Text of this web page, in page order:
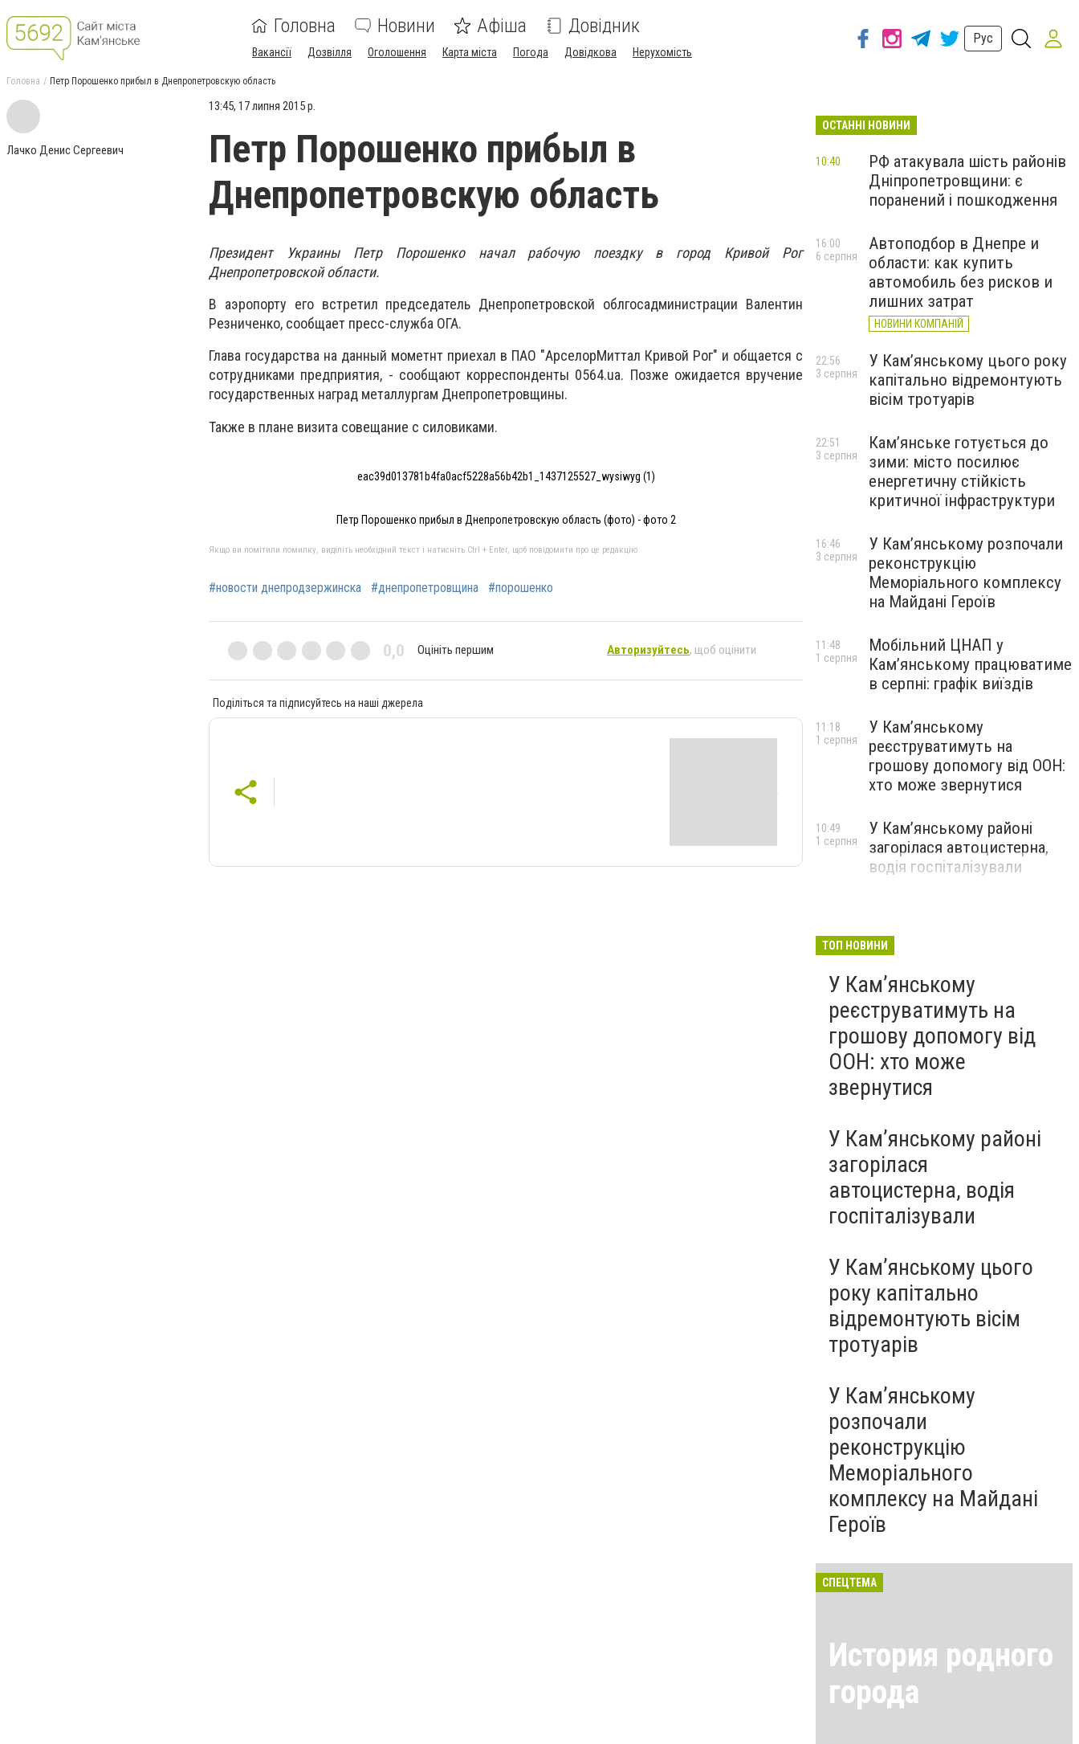
Головна Новини Афіша Довідник
Вакансії Дозвілля Оголошення Карта міста Погода Довідкова Нерухомість
Рус
Головна Петр Порошенко прибыл в Днепропетровскую область
Лачко Денис Сергеевич
13:45, 17 липня 2015 р.
Петр Порошенко прибыл в
Днепропетровскую область
Президент Украины Петр Порошенко начал рабочую поездку в город Кривой Рог
Днепропетровской области.
В аэропорту его встретил председатель Днепропетровской облгосадминистрации Валентин
Резниченко, сообщает пресс-служба ОГА.
Глава государства на данный мометнт приехал в ПАО "АрселорМиттал Кривой Рог" и общается с
сотрудниками предприятия, - сообщают корреспонденты 0564.ua. Позже ожидается вручение
государственных наград металлургам Днепропетровщины.
Также в плане визита совещание с силовиками.
eac39d013781b4fa0acf5228a56b42b1_1437125527_wysiwyg (1)
Петр Порошенко прибыл в Днепропетровскую область (фото) - фото 2
Якщо ви помітили помилку, виділіть необхідний текст і натисніть Ctrl + Enter, щоб повідомити про це редакцію
#новости днепродзержинска #днепропетровщина #порошенко
0,0 Оцініть першим Авторизуйтесь, щоб оцінити
Поділіться та підписуйтесь на наші джерела
ОСТАННІ НОВИНИ
РФ атакувала шість районів
Дніпропетровщини: є
поранений і пошкодження
10:40
Автоподбор в Днепре и
области: как купить
автомобиль без рисков и
лишних затрат
НОВИНИ КОМПАНІЙ
16:00
6 серпня
У Кам’янському цього року
капітально відремонтують
вісім тротуарів
22:56
3 серпня
Кам’янське готується до
зими: місто посилює
енергетичну стійкість
критичної інфраструктури
22:51
3 серпня
У Кам’янському розпочали
реконструкцію
Меморіального комплексу
на Майдані Героїв
16:46
3 серпня
Мобільний ЦНАП у
Кам’янському працюватиме
в серпні: графік виїздів
11:48
1 серпня
У Кам’янському
реєструватимуть на
грошову допомогу від ООН:
хто може звернутися
11:18
1 серпня
У Кам’янському районі
загорілася автоцистерна,
водія госпіталізували
10:49
1 серпня
ТОП НОВИНИ
У Кам’янському
реєструватимуть на
грошову допомогу від
ООН: хто може
звернутися
У Кам’янському районі
загорілася
автоцистерна, водія
госпіталізували
У Кам’янському цього
року капітально
відремонтують вісім
тротуарів
У Кам’янському
розпочали
реконструкцію
Меморіального
комплексу на Майдані
Героїв
СПЕЦТЕМА
История родного
города